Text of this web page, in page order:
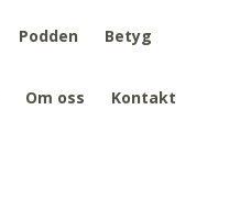
Podden Betyg
Om oss Kontakt